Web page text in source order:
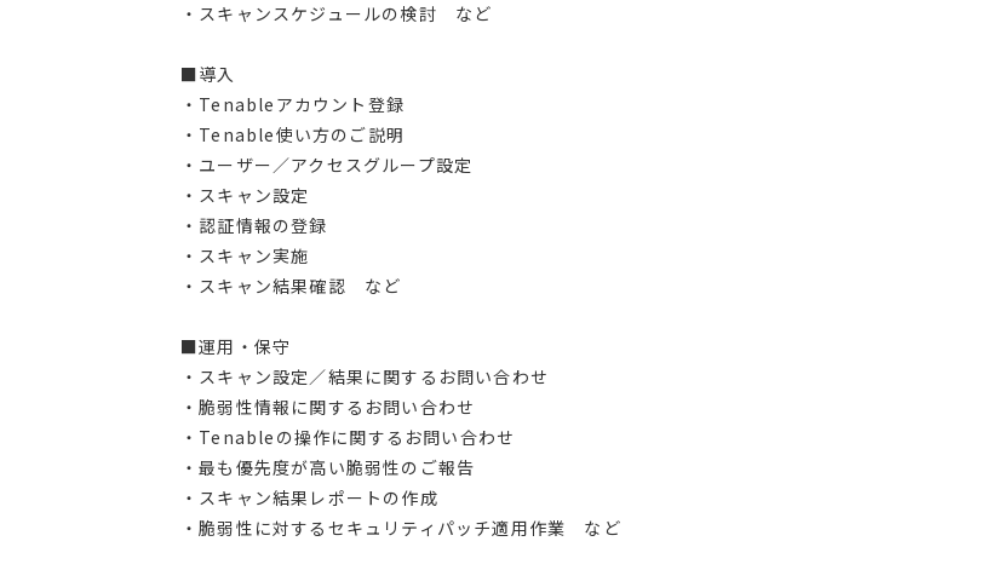
・スキャンスケジュールの検討 など
■導入
・Tenableアカウント登録
・Tenable使い方のご説明
・ユーザー／アクセスグループ設定
・スキャン設定
・認証情報の登録
・スキャン実施
・スキャン結果確認 など
■運用・保守
・スキャン設定／結果に関するお問い合わせ
・脆弱性情報に関するお問い合わせ
・Tenableの操作に関するお問い合わせ
・最も優先度が高い脆弱性のご報告
・スキャン結果レポートの作成
・脆弱性に対するセキュリティパッチ適用作業 など